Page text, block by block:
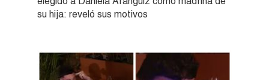
su hija: reveló sus motivos